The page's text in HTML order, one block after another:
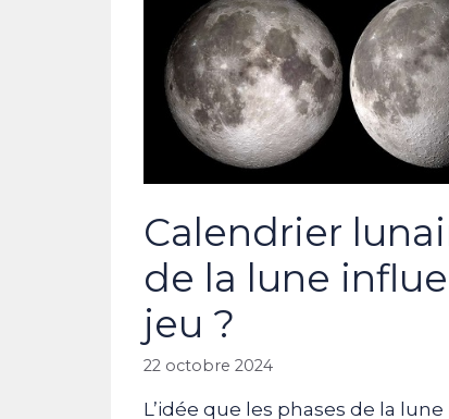
Calendrier
de la lune
jeu ?
22 octobre 2024
L’idée que les phases de la